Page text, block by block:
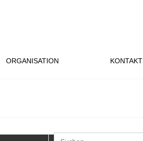
ORGANISATION KONTAKT
Search